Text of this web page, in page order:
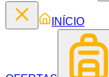
INÍCIO